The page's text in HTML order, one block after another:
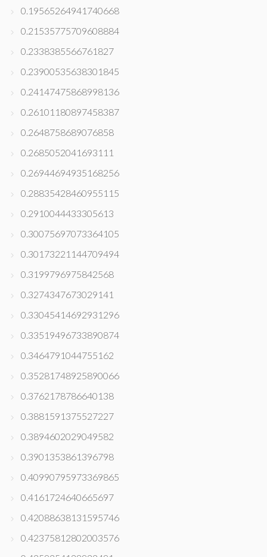
0.19565264941740668
0.21535775709608884
0.2338385566761827
0.23900535638301845
0.24147475868998136
0.26101180897458387
0.2648758689076858
0.2685052041693111
0.26944694935168256
0.28835428460955115
0.2910044433305613
0.30075697073364105
0.30173221144709494
0.3199796975842568
0.3274347673029141
0.33045414692931296
0.33519496733890874
0.3464791044755162
0.35281748925890066
0.3762178786640138
0.3881591375527227
0.3894602029049582
0.3901353861396798
0.40990795973369865
0.4161724640665697
0.42088638131595746
0.42375812802003576